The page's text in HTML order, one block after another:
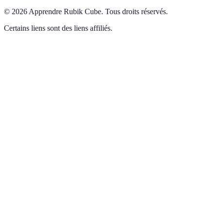
© 2026 Apprendre Rubik Cube. Tous droits réservés.
Certains liens sont des liens affiliés.